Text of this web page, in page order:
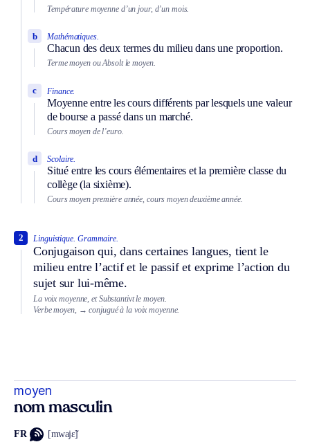
Température moyenne d’un jour, d’un mois.
Mathématiques.
Chacun des deux termes du milieu dans une proportion.
b
Terme moyen ouAbsolt le moyen.
Finance.
Moyenne entre les cours différents par lesquels une valeur
de bourse a passé dans un marché.
c
Cours moyen de l’euro.
Scolaire.
Situé entre les cours élémentaires et la première classe du
collège (la sixième).
d
Cours moyen première année, cours moyen deuxième année.
Linguistique. Grammaire.
Conjugaison qui, dans certaines langues, tient le
milieu entre l’actif et le passif et exprime l’action du
sujet sur lui-même.
2
La voix moyenne, etSubstantivt le moyen.
Verbe moyen, → conjugué à la voix moyenne.
moyen
nom masculin
FR [mwajɛ̃]